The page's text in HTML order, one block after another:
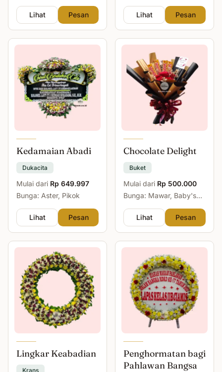
Lihat Pesan Lihat Pesan
Kedamaian Abadi
Dukacita
Mulai dari Rp 649.997
Bunga: Aster, Pikok
Lihat Pesan
Chocolate Delight
Buket
Mulai dari Rp 500.000
Bunga: Mawar, Baby's
Lihat
Pesan
Lingkar Keabadian
Krans
Penghormatan bagi
Pahlawan Bangsa